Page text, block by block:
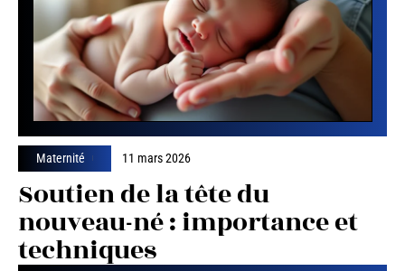
Maternité 11 mars 2026
Soutien de la tête du
nouveau-né : importance et
techniques